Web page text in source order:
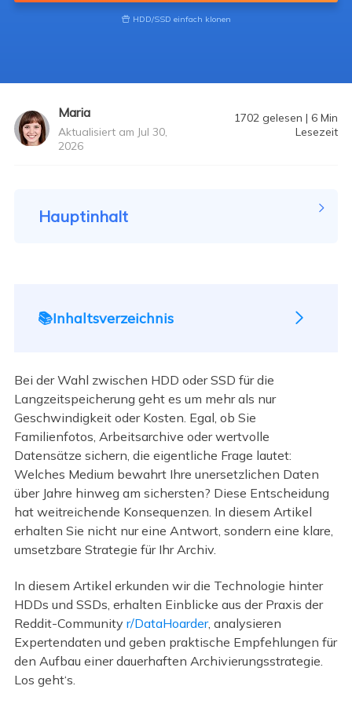
 HDD/SSD einfach klonen
Maria
Aktualisiert am Jul 30,
2026
1702 gelesen | 6 Min
Lesezeit
Hauptinhalt
📚Inhaltsverzeichnis
Bei der Wahl zwischen HDD oder SSD für die
Langzeitspeicherung geht es um mehr als nur
Geschwindigkeit oder Kosten. Egal, ob Sie
Familienfotos, Arbeitsarchive oder wertvolle
Datensätze sichern, die eigentliche Frage lautet:
Welches Medium bewahrt Ihre unersetzlichen Daten
über Jahre hinweg am sichersten? Diese Entscheidung
hat weitreichende Konsequenzen. In diesem Artikel
erhalten Sie nicht nur eine Antwort, sondern eine klare,
umsetzbare Strategie für Ihr Archiv.
In diesem Artikel erkunden wir die Technologie hinter
HDDs und SSDs, erhalten Einblicke aus der Praxis der
Reddit-Community r/DataHoarder, analysieren
Expertendaten und geben praktische Empfehlungen für
den Aufbau einer dauerhaften Archivierungsstrategie.
Los geht‘s.